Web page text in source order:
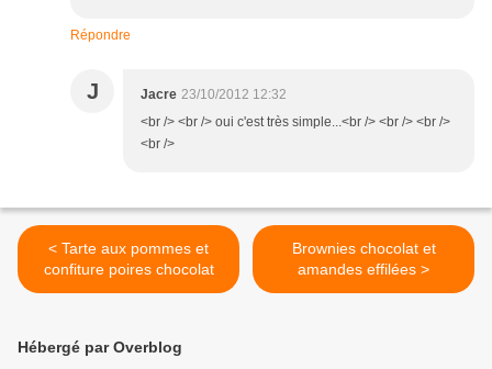
Répondre
J Jacre 23/10/2012 12:32
<br /> <br /> oui c'est très simple...<br /> <br /> <br />
<br />
< Tarte aux pommes et
confiture poires chocolat
Brownies chocolat et
amandes effilées >
Hébergé par Overblog